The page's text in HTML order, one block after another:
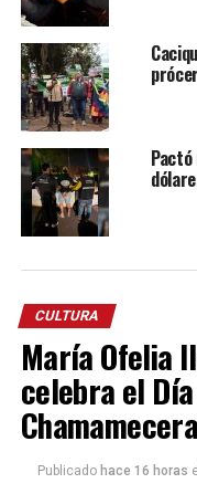
CULTURA
María Ofelia
celebra el
Chamamecera
Publicado hace 16 horas